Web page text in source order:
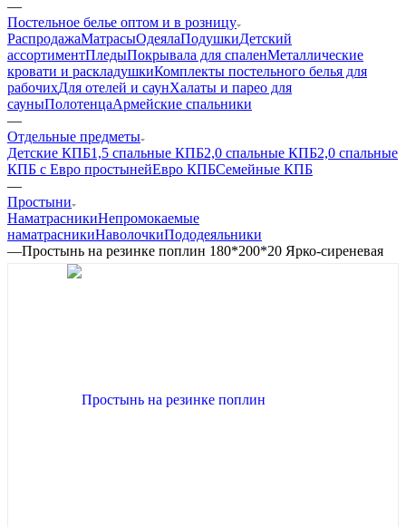
—
Постельное белье оптом и в розницу
РаспродажаМатрасыОдеялаПодушкиДетский
ассортиментПледыПокрывала для спаленМеталлические
кровати и раскладушкиКомплекты постельного белья для
рабочихДля отелей и саунХалаты и парео для
сауныПолотенцаАрмейские спальники
—
Отдельные предметы
Детские КПБ1,5 спальные КПБ2,0 спальные КПБ2,0 спальные
КПБ с Евро простынейЕвро КПБСемейные КПБ
—
Простыни
НаматрасникиНепромокаемые
наматрасникиНаволочкиПододеяльники
—Простынь на резинке поплин 180*200*20 Ярко-сиреневая